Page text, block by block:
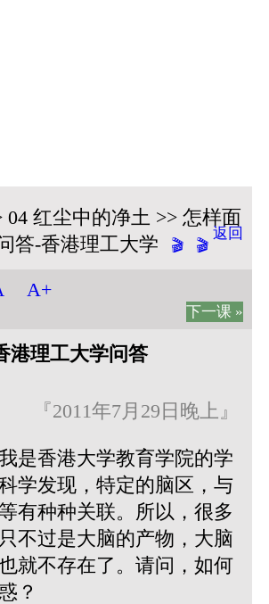
04 红尘中的净土 >> 怎样面
答-香港理工大学
🎬 🎬
返回
A+
下一课 »
港理工大学问答
『2011年7月29日晚上』
是香港大学教育学院的学
学发现，特定的脑区，与
有种种关联。所以，很多
不过是大脑的产物，大脑
就不存在了。请问，如何
？